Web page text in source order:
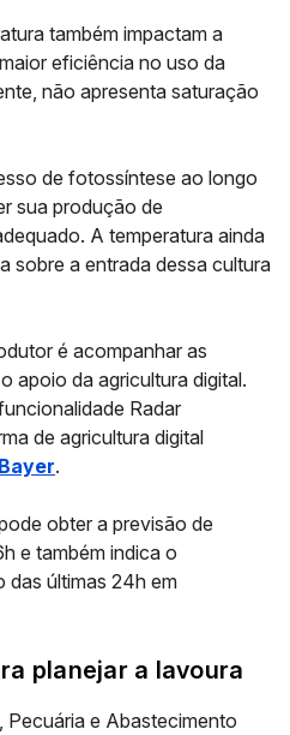
também impactam a
eficiência no uso da
não apresenta saturação
de fotossíntese ao longo
sua produção de
A temperatura ainda
sobre a entrada dessa cultura
é acompanhar as
apoio da agricultura digital.
Radar
de agricultura digital
Bayer.
obter a previsão de
e também indica o
das últimas 24h em
planejar a lavoura
Pecuária e Abastecimento